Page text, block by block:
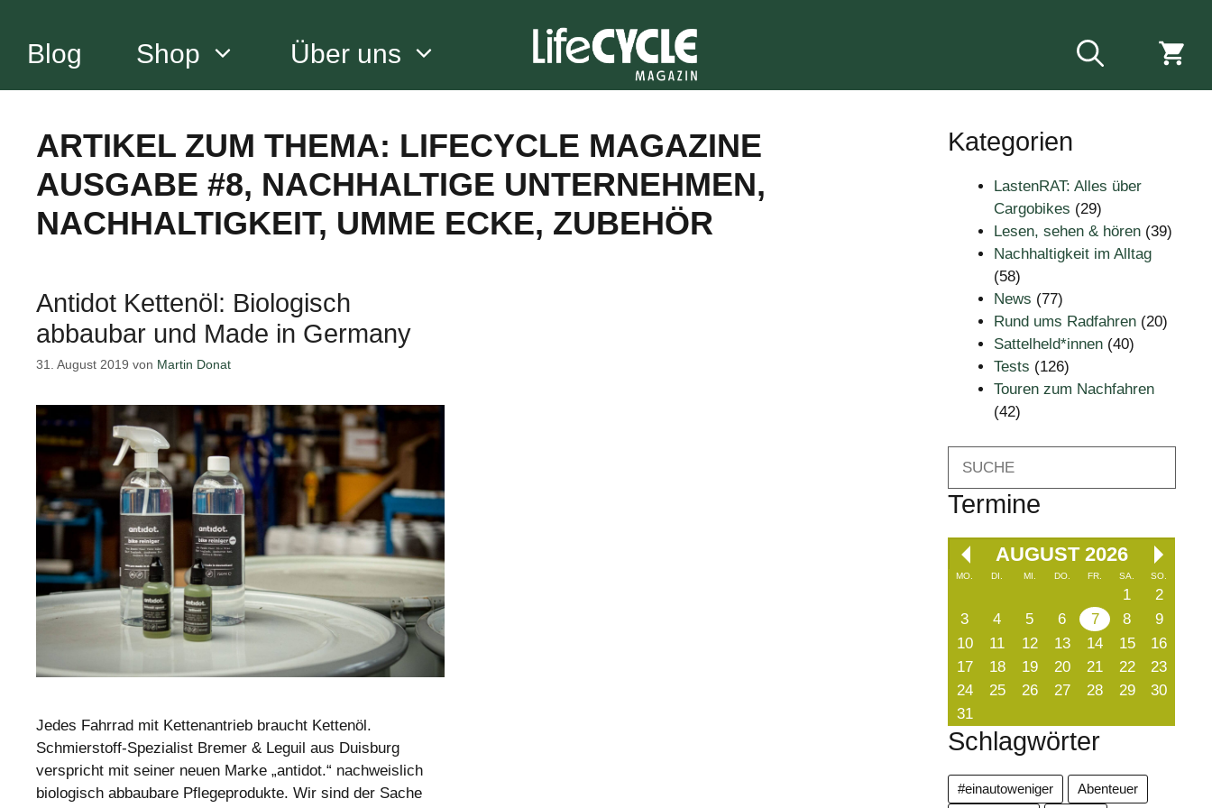
springen
Blog Shop Über uns
ARTIKEL ZUM THEMA: LIFECYCLE MAGAZINE
AUSGABE #8, NACHHALTIGE UNTERNEHMEN,
NACHHALTIGKEIT, UMME ECKE, ZUBEHÖR
Antidot Kettenöl: Biologisch
abbaubar und Made in Germany
31. August 2019 von Martin Donat
Jedes Fahrrad mit Kettenantrieb braucht Kettenöl.
Schmierstoff-Spezialist Bremer & Leguil aus Duisburg
verspricht mit seiner neuen Marke „antidot.“ nachweislich
biologisch abbaubare Pflegeprodukte. Wir sind der Sache
Kategorien
LastenRAT: Alles über
Cargobikes (29)
Lesen, sehen & hören (39)
Nachhaltigkeit im Alltag
(58)
News (77)
Rund ums Radfahren (20)
Sattelheld*innen (40)
Tests (126)
Touren zum Nachfahren
(42)
Termine
AUGUST 2026
MO. DI. MI. DO. FR. SA. SO.
1
2
3
4 5 6 7 8
9
10
11 12 13 14 15
16
17
18 19 20 21 22
23
24
25 26 27 28 29
30
31
Schlagwörter
#einautoweniger Abenteuer